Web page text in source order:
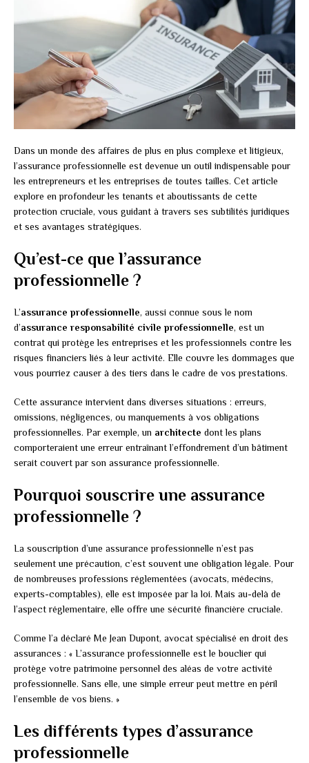
Dans un monde des affaires de plus en plus complexe et litigieux,
l’assurance professionnelle est devenue un outil indispensable pour
les entrepreneurs et les entreprises de toutes tailles. Cet article
explore en profondeur les tenants et aboutissants de cette
protection cruciale, vous guidant à travers ses subtilités juridiques
et ses avantages stratégiques.
Qu’est-ce que l’assurance
professionnelle ?
L’assurance professionnelle, aussi connue sous le nom
d’assurance responsabilité civile professionnelle, est un
contrat qui protège les entreprises et les professionnels contre les
risques financiers liés à leur activité. Elle couvre les dommages que
vous pourriez causer à des tiers dans le cadre de vos prestations.
Cette assurance intervient dans diverses situations : erreurs,
omissions, négligences, ou manquements à vos obligations
professionnelles. Par exemple, un architecte dont les plans
comporteraient une erreur entraînant l’effondrement d’un bâtiment
serait couvert par son assurance professionnelle.
Pourquoi souscrire une assurance
professionnelle ?
La souscription d’une assurance professionnelle n’est pas
seulement une précaution, c’est souvent une obligation légale. Pour
de nombreuses professions réglementées (avocats, médecins,
experts-comptables), elle est imposée par la loi. Mais au-delà de
l’aspect réglementaire, elle offre une sécurité financière cruciale.
Comme l’a déclaré Me Jean Dupont, avocat spécialisé en droit des
assurances : « L’assurance professionnelle est le bouclier qui
protège votre patrimoine personnel des aléas de votre activité
professionnelle. Sans elle, une simple erreur peut mettre en péril
l’ensemble de vos biens. »
Les différents types d’assurance
professionnelle